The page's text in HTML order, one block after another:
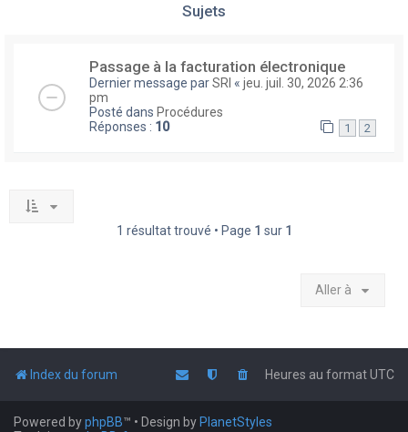
Sujets
Passage à la facturation électronique
Dernier message parSRI « jeu. juil. 30, 2026 2:36
pm
Posté dans Procédures
Réponses : 10 1 2
1 résultat trouvé • Page 1 sur 1
Aller à
Index du forum Heures au formatUTC
Powered byphpBB™ • Design by PlanetStyles